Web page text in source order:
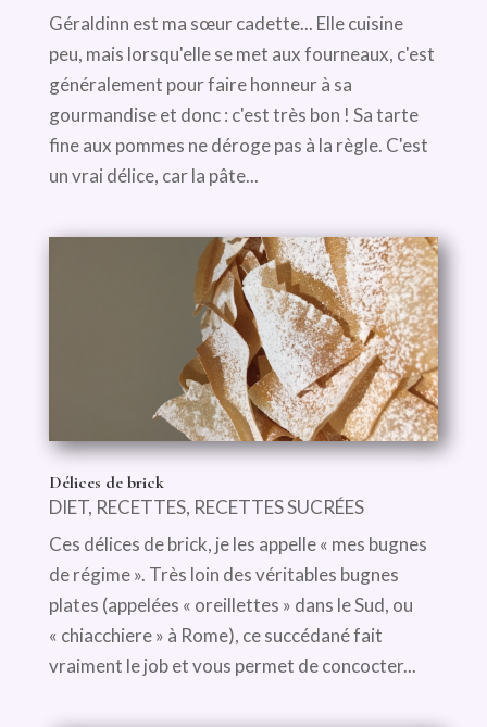
Géraldinn est ma sœur cadette... Elle cuisine
peu, mais lorsqu'elle se met aux fourneaux, c'est
généralement pour faire honneur à sa
gourmandise et donc : c'est très bon ! Sa tarte
fine aux pommes ne déroge pas à la règle. C'est
un vrai délice, car la pâte...
Délices de brick
DIET, RECETTES, RECETTES SUCRÉES
Ces délices de brick, je les appelle « mes bugnes
de régime ». Très loin des véritables bugnes
plates (appelées « oreillettes » dans le Sud, ou
« chiacchiere » à Rome), ce succédané fait
vraiment le job et vous permet de concocter...